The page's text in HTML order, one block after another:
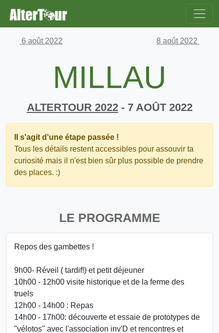
6 août 2022 8 août 2022
MILLAU
ALTERTOUR 2022- 7 AOÛT 2022
Il s'agit d'une étape passée !
Tous les détails restent accessibles pour assouvir ta
curiosité mais il n'est bien sûr plus possible de prendre
des places. :)
LE PROGRAMME
Repos des gambettes !
9h00- Réveil ( tardif!) et petit déjeuner
10h00 - 12h00 visite historique et de la ferme des
truels
12h00 - 14h00 : Repas
14h00 - 17h00: découverte et essaie de prototypes de
"vélotos" avec l'association inv'D et rencontres et